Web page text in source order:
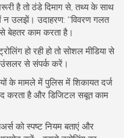
है तो ठंडे दिमाग से, तथ्य के साथ
उलझें। उदाहरण: ‘‘विवरण गलत
बेहतर काम करता है।
हो रही हो तो सोशल मीडिया से
से संपर्क करें।
के मामले में पुलिस में शिकायत दर्ज
करता है और डिजिटल सबूत काम
को स्पष्ट नियम बताएं और